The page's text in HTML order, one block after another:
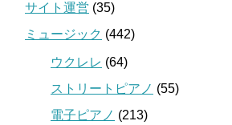
サイト運営 (35)
ミュージック (442)
ウクレレ (64)
ストリートピアノ (55)
電子ピアノ (213)